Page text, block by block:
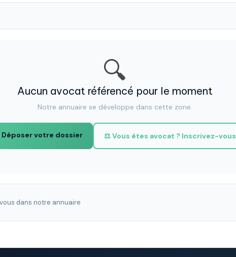
🔍
Aucun avocat référencé pour le moment
Notre annuaire se développe dans cette zone.
Déposer votre dossier ⚖️ Vous êtes avocat ? Inscrivez-vous
dans notre annuaire